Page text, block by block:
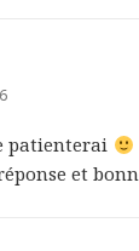
patienterai
et